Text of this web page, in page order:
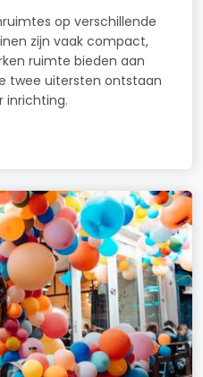
op verschillende
zijn vaak compact,
ruimte bieden aan
twee uitersten ontstaan
inrichting.